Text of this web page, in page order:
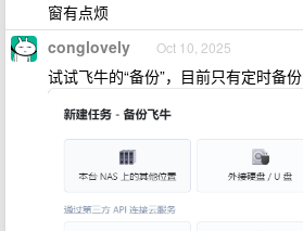
窗有点烦
conglovely Oct 10, 2025
试试飞牛的“备份”，目前只有定时备份